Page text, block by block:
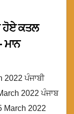
ਹੋਏ ਕਤਲ
ਮਾਨ
2022 ਪੰਜਾਬੀ
2022 ਪੰਜਾਬ
March 2022